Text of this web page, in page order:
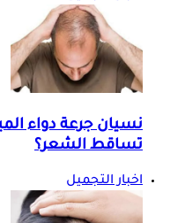
نسيان جرعة دواء
تساقط الشعر؟
اخبار التجميل